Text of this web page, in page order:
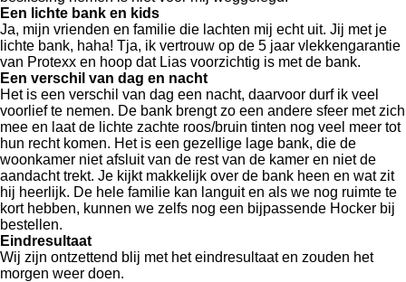
Een lichte bank en kids
Ja, mijn vrienden en familie die lachten mij echt uit. Jij met je
lichte bank, haha! Tja, ik vertrouw op de 5 jaar vlekkengarantie
van Protexx en hoop dat Lias voorzichtig is met de bank.
Een verschil van dag en nacht
Het is een verschil van dag een nacht, daarvoor durf ik veel
voorlief te nemen. De bank brengt zo een andere sfeer met zich
mee en laat de lichte zachte roos/bruin tinten nog veel meer tot
hun recht komen. Het is een gezellige lage bank, die de
woonkamer niet afsluit van de rest van de kamer en niet de
aandacht trekt. Je kijkt makkelijk over de bank heen en wat zit
hij heerlijk. De hele familie kan languit en als we nog ruimte te
kort hebben, kunnen we zelfs nog een bijpassende Hocker bij
bestellen.
Eindresultaat
Wij zijn ontzettend blij met het eindresultaat en zouden het
morgen weer doen.